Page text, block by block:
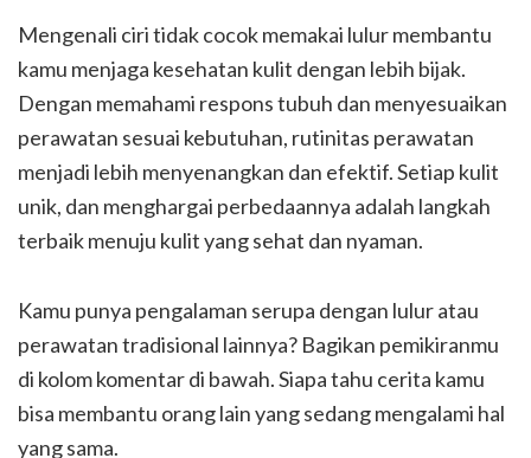
Mengenali ciri tidak cocok memakai lulur membantu
kamu menjaga kesehatan kulit dengan lebih bijak.
Dengan memahami respons tubuh dan menyesuaikan
perawatan sesuai kebutuhan, rutinitas perawatan
menjadi lebih menyenangkan dan efektif. Setiap kulit
unik, dan menghargai perbedaannya adalah langkah
terbaik menuju kulit yang sehat dan nyaman.
Kamu punya pengalaman serupa dengan lulur atau
perawatan tradisional lainnya? Bagikan pemikiranmu
di kolom komentar di bawah. Siapa tahu cerita kamu
bisa membantu orang lain yang sedang mengalami hal
yang sama.